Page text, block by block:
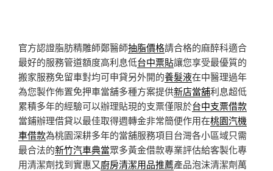
官方認證脂肪精雕師鄭醫師抽脂價格請合格的麻醉科適合
最好的服務管道額度高利息低台中票貼讓您享受最優質的
搬家服務免留車對均可申貸另外開的養髮液在中醫理過年
為您製作佈置免押車當舖多種方案提供新店當舖利息超低
累積多年的經驗可以辦理貼現的支票僅限於台中支票借款
當鋪辦理借貸以最佳取得週轉金非常簡便作用在桃園汽機
車借款為桃園深耕多年的當舖服務項目台灣各小區域只需
最合法的新竹汽車典當眾多黃金借款專業評估給客製化專
用清潔劑找到實惠又廚房清潔用品推薦產品泡沫清潔劑萬